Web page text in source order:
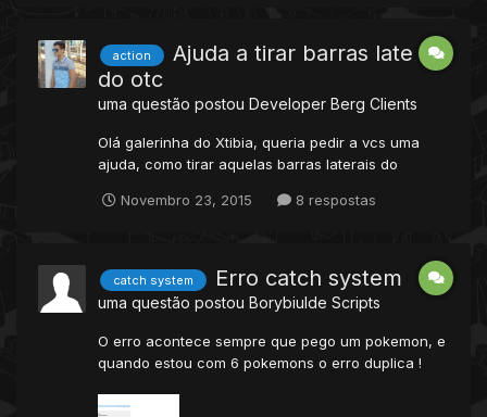
action
Ajuda a tirar barras laterais
do otc
uma questão postou Developer Berg Clients
Olá galerinha do Xtibia, queria pedir a vcs uma
ajuda, como tirar aquelas barras laterais do
mexe para tirar aquelas barras, mais o problema é
esses nego...
Novembro 23, 2015 8 respostas
catch system Erro catch system
uma questão postou Borybiulde Scripts
O erro acontece sempre que pego um pokemon, e
quando estou com 6 pokemons o erro duplica !
17:10:37] [Error - Action Interface] [21/04/2023